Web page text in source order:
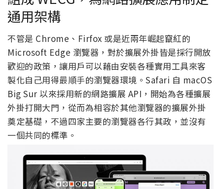
通用架構
不管是 Chrome、Firfox 或是近兩年崛起竄紅的
Microsoft Edge 瀏覽器，對於擴展外掛皆是採行開放
歡迎的政策，讓用戶可以藉由安裝各種實用工具來客
製化自己用得最順手的瀏覽器環境。Safari 自 macOS
Big Sur 以來採用新的網路擴展 API，開始為各種擴展
外掛打開大門，從而為相容於其他瀏覽器的擴展外掛
奠定基礎，不過四家主要的瀏覽器各行其政，並沒有
一個共同的標準。